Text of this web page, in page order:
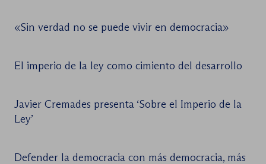
«Sin verdad no se puede vivir en democracia»
El imperio de la ley como cimiento del desarrollo
Javier Cremades presenta ‘Sobre el Imperio de la
Ley’
Defender la democracia con más democracia, más